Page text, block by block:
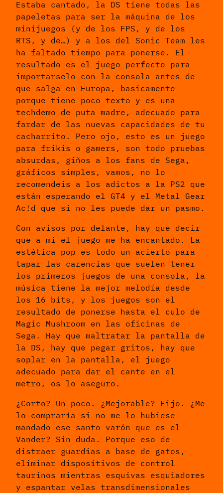
Estaba cantado, la DS tiene todas las
papeletas para ser la máquina de los
minijuegos (y de los FPS, y de los
RTS, y de…) y a los del Sonic Team les
ha faltado tiempo para ponerse. El
resultado es el juego perfecto para
importarselo con la consola antes de
que salga en Europa, basicamente
porque tiene poco texto y es una
techdemo de puta madre, adecuado para
fardar de las nuevas capacidades de tu
cacharrito. Pero ojo, esto es un juego
para frikis o gamers, son todo pruebas
absurdas, giños a los fans de Sega,
gráficos simples, vamos, no lo
recomendeis a los adictos a la PS2 que
están esperando el GT4 y el Metal Gear
Ac!d que si no les puede dar un pasmo.
Con avisos por delante, hay que decir
que a mi el juego me ha encantado. La
estética pop es todo un acierto para
tapar las carencias que suelen tener
los primeros juegos de una consola, la
música tiene la mejor melodía desde
los 16 bits, y los juegos son el
resultado de ponerse hasta el culo de
Magic Mushroom en las oficinas de
Sega. Hay que maltratar la pantalla de
la DS, hay que pegar gritos, hay que
soplar en la pantalla, el juego
adecuado para dar el cante en el
metro, os lo aseguro.
¿Corto? Un poco. ¿Mejorable? Fijo. ¿Me
lo compraría si no me lo hubiese
mandado ese santo varón que es el
Vander? Sin duda. Porque eso de
distraer guardias a base de gatos,
eliminar dispositivos de control
taurinos mientras esquivas esquiadores
y espantar velas transdimensionales